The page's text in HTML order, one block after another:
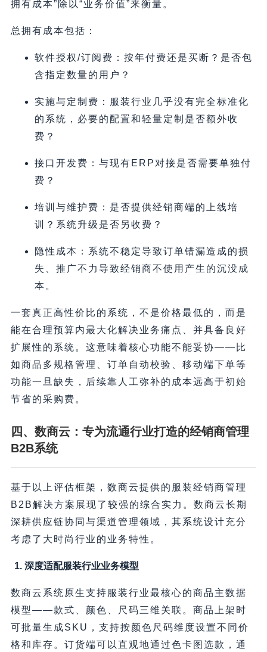
拥有成本”除以“业务价值”来衡量。
总拥有成本包括：
软件授权/订阅费：按年付费还是买断？是否包
含指定数量的用户？
实施与定制费：服装行业几乎没有完全标准化
的系统，必要的配置和轻量定制是否额外收
费？
接口开发费：与现有ERP对接是否需要单独付
费？
培训与维护费：是否提供经销商端的上线培
训？系统升级是否另收费？
隐性成本：系统不稳定导致订单错漏造成的损
失、推广不力导致经销商不使用产生的沉没成
本。
一套真正高性价比的系统，不是价格最低的，而是
能在合理预算内最大化解决业务痛点、并具备良好
扩展性的系统。这意味着核心功能不能妥协——比
如商品多规格管理、订单自动校验、移动端下单等
功能一旦缺失，后续靠人工弥补的成本远高于初始
节省的采购费。
四、数商云：专为流通行业打造的经销商管理
B2B系统
基于以上评估框架，数商云提供的服装经销商管理
B2B解决方案展现了较强的综合实力。数商云长期
深耕供应链协同与渠道管理领域，其系统设计充分
考虑了大时尚行业的业务特性。
1. 深度适配服装行业业务模型
数商云系统原生支持服装行业最核心的商品主数据
模型——款式、颜色、尺码三维关联。商品上架时
可批量生成SKU，支持按颜色尺码维度设置不同价
格和库存。订货端可以直观地通过色卡图选款，通